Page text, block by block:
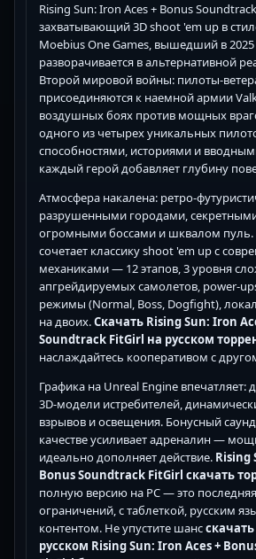
Rising Sun: Iron Aces + Bonus
захватывающий 3D shoot 'em up в
Moebius One Games, вышедший в
разворачивается в альтернативной
Второй мировой войны: пилоты-
присоединяются к наемной армии
воздушных боях против мощных
одного из четырех уникальных
способностями, историями и
каждый герой добавляет глубину
Атмосфера накалена: ретро-
разрушенными городами,
огромными боссами и шквалом пуль.
сочетает классику shoot 'em up с
механиками — 12 этапов, 3 уровня
апгрейдируемых самолетов, power-
режимы (Normal, Boss, Dogfight),
на двоих.Скачать Rising Sun: Iron
Soundtrack FitGirl на русском
наслаждайтесь кооперативом с
Графика на Unreal Engine впечатляет:
3D-модели истребителей,
взрывов и освещения. Бонусный
качестве усиливает адреналин —
идеально дополняет действие. Rising
Bonus Soundtrack FitGirl скачать
полную версию на PC — это
ограничений, с таблеткой, русским
контентом. Не упустите шанс
русском Rising Sun: Iron Aces +